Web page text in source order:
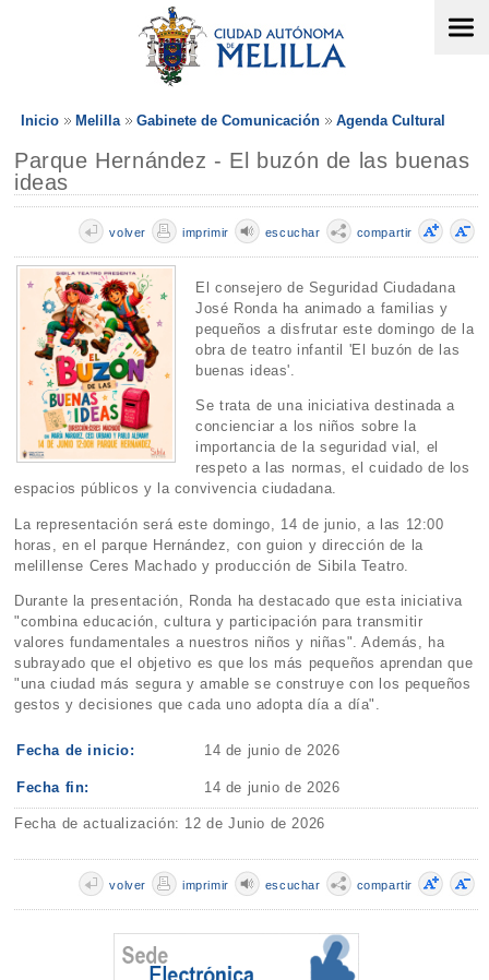
Inicio Melilla Gabinete de Comunicación Agenda Cultural
Parque Hernández - El buzón de las buenas
ideas
compartir
escuchar
imprimir
volver
El consejero de Seguridad Ciudadana
José Ronda ha animado a familias y
pequeños a disfrutar este domingo de la
obra de teatro infantil 'El buzón de las
buenas ideas'.
Se trata de una iniciativa destinada a
concienciar a los niños sobre la
importancia de la seguridad vial, el
respeto a las normas, el cuidado de los
espacios públicos y la convivencia ciudadana.
La representación será este domingo, 14 de junio, a las 12:00
horas, en el parque Hernández, con guion y dirección de la
melillense Ceres Machado y producción de Sibila Teatro.
Durante la presentación, Ronda ha destacado que esta iniciativa
"combina educación, cultura y participación para transmitir
valores fundamentales a nuestros niños y niñas". Además, ha
subrayado que el objetivo es que los más pequeños aprendan que
"una ciudad más segura y amable se construye con los pequeños
gestos y decisiones que cada uno adopta día a día".
Fecha de inicio: 14 de junio de 2026
Fecha fin: 14 de junio de 2026
Fecha de actualización: 12 de Junio de 2026
compartir
escuchar
imprimir
volver